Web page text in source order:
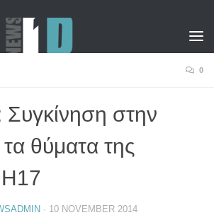
0
Συγκίνηση στην
τα θύματα της
· 10 NOVEMBER 2014